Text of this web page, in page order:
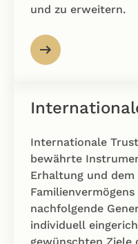
und zu erweitern.
Internationale
bewährte
Erhaltung und dem
nachfolgende
individuell